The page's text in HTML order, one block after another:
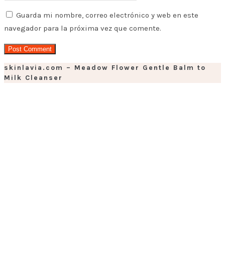
Guarda mi nombre, correo electrónico y web en este
navegador para la próxima vez que comente.
skinlavia.com – Meadow Flower Gentle Balm to
Milk Cleanser